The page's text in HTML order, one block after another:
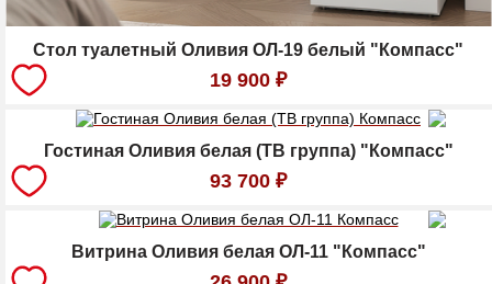
Стол туалетный Оливия ОЛ-19 белый "Компасс"
19 900 ₽
Гостиная Оливия белая (ТВ группа) "Компасс"
93 700 ₽
Витрина Оливия белая ОЛ-11 "Компасс"